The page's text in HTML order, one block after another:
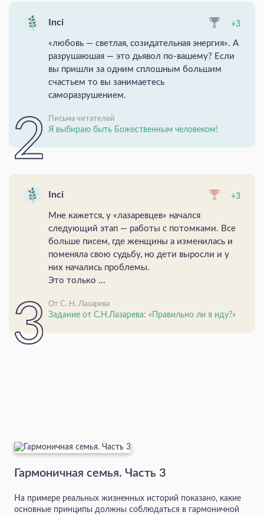
Inci +3
«любовь — светлая, созидательная энергия». А
разрушаюшая — это дьявол по-вашему? Если
вы пришли за одним сплошным большим
счастьем то вы занимаетесь
саморазрушением.
Письма читателей
Я выбираю быть Божественным человеком!
Inci +3
Мне кажется, у «лазаревцев» начался
следующий этап — работы с потомками. Все
больше писем, где женщины а изменилась и
поменяла свою судьбу, но дети выросли и у
них начались проблемы.
Это только ...
От С. Н. Лазарева
Задание от С.Н.Лазарева: «Правильно ли я иду?»
Гармоничная семья. Часть 3
На примере реальных жизненных историй показано, какие
основные принципы должны соблюдаться в гармоничной